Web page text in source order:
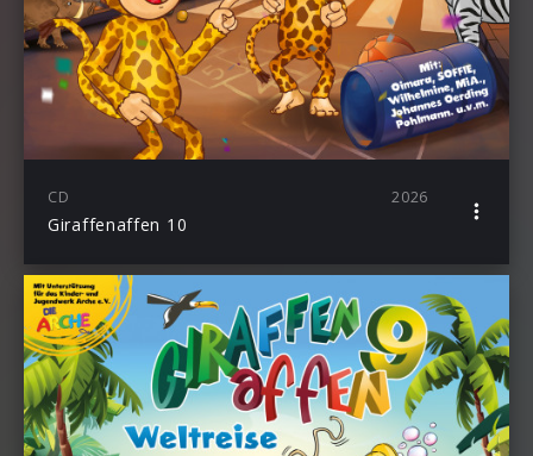
CD 2026
Giraffenaffen 10